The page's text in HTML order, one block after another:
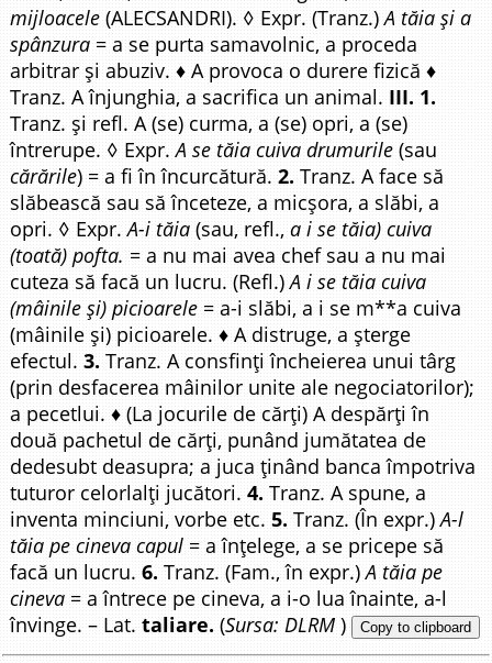
mijloacele (ALECSANDRI). ◊ Expr. (Tranz.)A tăia și a
spânzura = a se purta samavolnic, a proceda
arbitrar și abuziv. ♦ A provoca o durere fizică ♦
Tranz. A înjunghia, a sacrifica un animal. III. 1.
Tranz. și refl. A (se) curma, a (se) opri, a (se)
întrerupe. ◊ Expr.A se tăia cuiva drumurile (sau
cărările) = a fi în încurcătură.2. Tranz. A face să
slăbească sau să înceteze, a micșora, a slăbi, a
opri. ◊ Expr.A-i tăia (sau, refl.,a i se tăia) cuiva
(toată) pofta. = a nu mai avea chef sau a nu mai
cuteza să facă un lucru. (Refl.)A i se tăia cuiva
(mâinile și) picioarele = a-i slăbi, a i se m**a cuiva
(mâinile și) picioarele. ♦ A distruge, a șterge
efectul.3. Tranz. A consfinți încheierea unui târg
(prin desfacerea mâinilor unite ale negociatorilor);
a pecetlui. ♦ (La jocurile de cărți) A despărți în
două pachetul de cărți, punând jumătatea de
dedesubt deasupra; a juca ținând banca împotriva
tuturor celorlalți jucători.4. Tranz. A spune, a
inventa minciuni, vorbe etc.5. Tranz. (În expr.)A-l
tăia pe cineva capul = a înțelege, a se pricepe să
facă un lucru.6. Tranz. (Fam., în expr.)A tăia pe
cineva = a întrece pe cineva, a i-o lua înainte, a-l
învinge. – Lat.taliare. (Sursa: DLRM ) Copy to clipboard